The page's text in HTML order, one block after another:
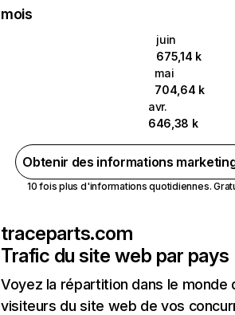
mois
juin
675,14 k
mai
704,64 k
avr.
646,38 k
Obtenir des informations
10 fois plus d'informations quotidiennes.
traceparts.com
Trafic du site web par pays
Voyez la répartition dans le monde
visiteurs du site web de vos